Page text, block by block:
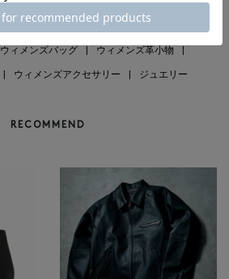
ウィメンズバッグ ウィメンズ革小物
ウィメンズアクセサリー ジュエリー
RECOMMEND